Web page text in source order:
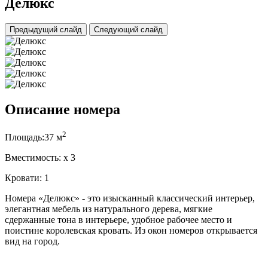
Предыдущий слайд Следующий слайд
Описание номера
Площадь:37 м2
Вместимость: x 3
Кровати: 1
Номера «Делюкс» - это изысканный классический интерьер,
элегантная мебель из натурального дерева, мягкие
сдержанные тона в интерьере, удобное рабочее место и
поистине королевская кровать. Из окон номеров открывается
вид на город.